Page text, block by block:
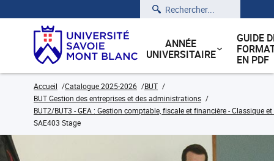
Rechercher
ANNÉE
UNIVERSITAIRE
GUIDE
EN PDF
Accueil Catalogue 2025-2026
BUT
BUT Gestion des entreprises et des administrations
BUT2/BUT3 - GEA : Gestion comptable, fiscale et financière - Classique
SAE403 Stage